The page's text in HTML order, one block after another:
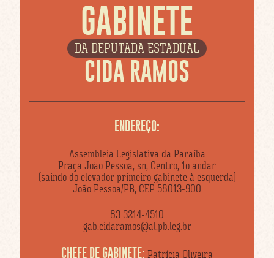
GABINETE
DA DEPUTADA ESTADUAL
CIDA RAMOS
ENDEREÇO:
Assembleia Legislativa da Paraíba
Praça João Pessoa, sn, Centro, 1o andar
(saindo do elevador primeiro gabinete à esquerda)
João Pessoa/PB, CEP 58013-900
83 3214-4510
gab.cidaramos@al.pb.leg.br
CHEFE DE GABINETE: Patrícia Oliveira